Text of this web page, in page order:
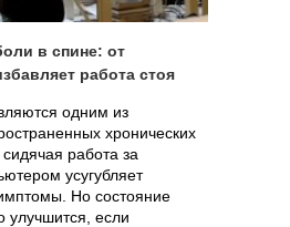
в спине: от
работа стоя
одним из
хронических
работа за
усугубляет
Но состояние
улучшится, если